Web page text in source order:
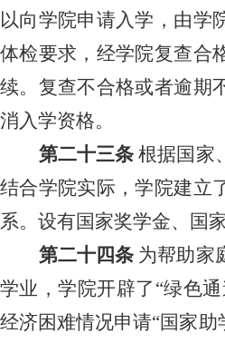
以向学院申请入学，由学
体检要求，经学院复查合
续。复查不合格或者逾期
消入学资格。
第二十三条 根据国家
结合学院实际，学院建立
系。设有国家奖学金、国
第二十 四条 为帮助家
学业，学院开辟了 “绿色
经济困难情况申请“国家助